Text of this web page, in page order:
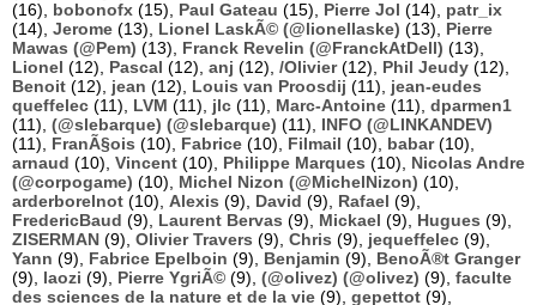
(16), bobonofx (15), Paul Gateau (15), Pierre Jol (14), patr_ix
(14), Jerome (13), Lionel LaskÃ© (@lionellaske) (13), Pierre
Mawas (@Pem) (13), Franck Revelin (@FranckAtDell) (13),
Lionel (12), Pascal (12), anj (12), /Olivier(12), Phil Jeudy (12),
Benoit (12), jean (12), Louis van Proosdij (11), jean-eudes
queffelec (11), LVM (11), jlc (11), Marc-Antoine (11), dparmen1
(11), (@slebarque) (@slebarque) (11), INFO (@LINKANDEV)
(11), FranÃ§ois (10), Fabrice (10), Filmail (10), babar(10),
arnaud (10), Vincent (10), Philippe Marques (10), Nicolas Andre
(@corpogame) (10), Michel Nizon (@MichelNizon) (10),
arderborelnot (10), Alexis (9), David (9), Rafael (9),
FredericBaud (9), Laurent Bervas (9), Mickael (9), Hugues (9),
ZISERMAN (9), Olivier Travers (9), Chris (9), jequeffelec (9),
Yann (9), Fabrice Epelboin (9), Benjamin (9), BenoÃ®t Granger
(9), laozi (9), Pierre YgriÃ© (9), (@olivez) (@olivez) (9), faculte
des sciences de la nature et de la vie (9), gepettot (9),